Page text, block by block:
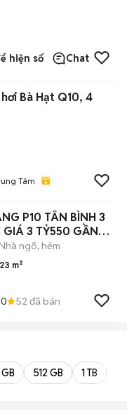
hiện số Chat
Bà Hạt Q10, 4
Tâm
P10 TÂN BÌNH 3
GIÁ 3 TỶ550 GẦN
Nhà ngõ, hẻm
23 m²
52 đã bán
512 GB 1 TB